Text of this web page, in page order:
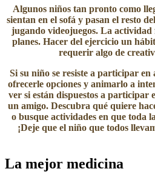
Algunos niños tan pronto como
sientan en el sofá y pasan el resto
jugando videojuegos. La actividad
planes. Hacer del ejercicio un
requerir algo de
Si su niño se resiste a participar en
ofrecerle opciones y animarlo a
ver si están dispuestos a participar
un amigo. Descubra qué quiere
o busque actividades en que toda
¡Deje que el niño que todos
La mejor medicina